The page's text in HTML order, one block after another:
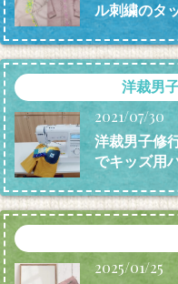
ル刺繍のタ
洋裁男
2021/07/30
洋裁男子修
でキッズ用
2025/01/25